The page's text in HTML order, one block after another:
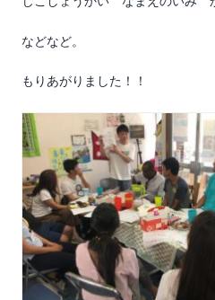
などなど。
もりあがりました！！